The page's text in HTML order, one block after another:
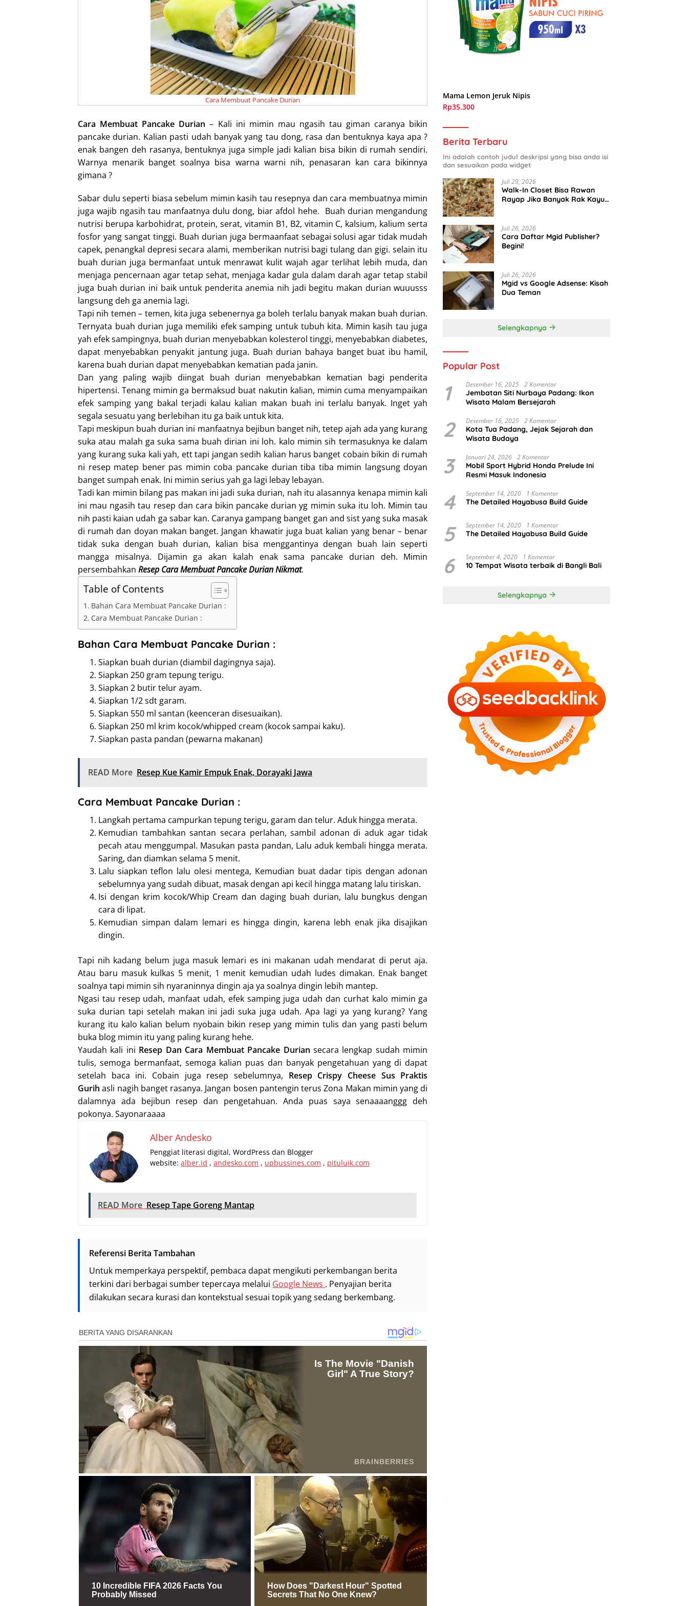
Cara Membuat Pancake Durian
Cara Membuat Pancake Durian – Kali ini mimin mau ngasih tau giman caranya bikin
pancake durian. Kalian pasti udah banyak yang tau dong, rasa dan bentuknya kaya apa ?
enak bangen deh rasanya, bentuknya juga simple jadi kalian bisa bikin di rumah sendiri.
Warnya menarik banget soalnya bisa warna warni nih, penasaran kan cara bikinnya
gimana ?
Sabar dulu seperti biasa sebelum mimin kasih tau resepnya dan cara membuatnya mimin
juga wajib ngasih tau manfaatnya dulu dong, biar afdol hehe. Buah durian mengandung
nutrisi berupa karbohidrat, protein, serat, vitamin B1, B2, vitamin C, kalsium, kalium serta
fosfor yang sangat tinggi. Buah durian juga bermaanfaat sebagai solusi agar tidak mudah
capek, penangkal depresi secara alami, memberikan nutrisi bagi tulang dan gigi. selain itu
buah durian juga bermanfaat untuk menrawat kulit wajah agar terlihat lebih muda, dan
menjaga pencernaan agar tetap sehat, menjaga kadar gula dalam darah agar tetap stabil
juga buah durian ini baik untuk penderita anemia nih jadi begitu makan durian wuuusss
langsung deh ga anemia lagi.
Tapi nih temen – temen, kita juga sebenernya ga boleh terlalu banyak makan buah durian.
Ternyata buah durian juga memiliki efek samping untuk tubuh kita. Mimin kasih tau juga
yah efek sampingnya, buah durian menyebabkan kolesterol tinggi, menyebabkan diabetes,
dapat menyebabkan penyakit jantung juga. Buah durian bahaya banget buat ibu hamil,
karena buah durian dapat menyebabkan kematian pada janin.
Dan yang paling wajib diingat buah durian menyebabkan kematian bagi penderita
hipertensi. Tenang mimin ga bermaksud buat nakutin kalian, mimin cuma menyampaikan
efek samping yang bakal terjadi kalau kalian makan buah ini terlalu banyak. Inget yah
segala sesuatu yang berlebihan itu ga baik untuk kita.
Tapi meskipun buah durian ini manfaatnya bejibun banget nih, tetep ajah ada yang kurang
suka atau malah ga suka sama buah dirian ini loh. kalo mimin sih termasuknya ke dalam
yang kurang suka kali yah, ett tapi jangan sedih kalian harus banget cobain bikin di rumah
ni resep matep bener pas mimin coba pancake durian tiba tiba mimin langsung doyan
banget sumpah enak. Ini mimin serius yah ga lagi lebay lebayan.
Tadi kan mimin bilang pas makan ini jadi suka durian, nah itu alasannya kenapa mimin kali
ini mau ngasih tau resep dan cara bikin pancake durian yg mimin suka itu loh. Mimin tau
nih pasti kaian udah ga sabar kan. Caranya gampang banget gan and sist yang suka masak
di rumah dan doyan makan banget. Jangan khawatir juga buat kalian yang benar – benar
tidak suka dengan buah durian, kalian bisa menggantinya dengan buah lain seperti
mangga misalnya. Dijamin ga akan kalah enak sama pancake durian deh. Mimin
persembahkan Resep Cara Membuat Pancake Durian Nikmat.
Table of Contents
Bahan Cara Membuat Pancake Durian :
Cara Membuat Pancake Durian :
Bahan Cara Membuat Pancake Durian :
Siapkan buah durian (diambil dagingnya saja).
Siapkan 250 gram tepung terigu.
Siapkan 2 butir telur ayam.
Siapkan 1/2 sdt garam.
Siapkan 550 ml santan (keenceran disesuaikan).
Siapkan 250 ml krim kocok/whipped cream (kocok sampai kaku).
Siapkan pasta pandan (pewarna makanan)
READ More Resep Kue Kamir Empuk Enak, Dorayaki Jawa
Cara Membuat Pancake Durian :
Langkah pertama campurkan tepung terigu, garam dan telur. Aduk hingga merata.
Kemudian tambahkan santan secara perlahan, sambil adonan di aduk agar tidak
pecah atau menggumpal. Masukan pasta pandan, Lalu aduk kembali hingga merata.
Saring, dan diamkan selama 5 menit.
Lalu siapkan teflon lalu olesi mentega, Kemudian buat dadar tipis dengan adonan
sebelumnya yang sudah dibuat, masak dengan api kecil hingga matang lalu tiriskan.
Isi dengan krim kocok/Whip Cream dan daging buah durian, lalu bungkus dengan
cara di lipat.
Kemudian simpan dalam lemari es hingga dingin, karena lebh enak jika disajikan
dingin.
Tapi nih kadang belum juga masuk lemari es ini makanan udah mendarat di perut aja.
Atau baru masuk kulkas 5 menit, 1 menit kemudian udah ludes dimakan. Enak banget
soalnya tapi mimin sih nyaraninnya dingin aja ya soalnya dingin lebih mantep.
Ngasi tau resep udah, manfaat udah, efek samping juga udah dan curhat kalo mimin ga
suka durian tapi setelah makan ini jadi suka juga udah. Apa lagi ya yang kurang? Yang
kurang itu kalo kalian belum nyobain bikin resep yang mimin tulis dan yang pasti belum
buka blog mimin itu yang paling kurang hehe.
Yaudah kali ini Resep Dan Cara Membuat Pancake Durian secara lengkap sudah mimin
tulis, semoga bermanfaat, semoga kalian puas dan banyak pengetahuan yang di dapat
setelah baca ini. Cobain juga resep sebelumnya, Resep Crispy Cheese Sus Praktis
Gurih asli nagih banget rasanya. Jangan bosen pantengin terus Zona Makan mimin yang di
dalamnya ada bejibun resep dan pengetahuan. Anda puas saya senaaaanggg deh
pokonya. Sayonaraaaa
Alber Andesko
Penggiat literasi digital, WordPress dan Blogger
website: alber.id , andesko.com , upbussines.com , pituluik.com
READ More Resep Tape Goreng Mantap
Referensi Berita Tambahan
Untuk memperkaya perspektif, pembaca dapat mengikuti perkembangan berita
terkini dari berbagai sumber tepercaya melalui Google News . Penyajian berita
dilakukan secara kurasi dan kontekstual sesuai topik yang sedang berkembang.
Mama Lemon Jeruk Nipis
Rp35.300
Berita Terbaru
Ini adalah contoh judul deskripsi yang bisa anda isi
dan sesuaikan pada widget
Juli 29, 2026
Walk-In Closet Bisa Rawan
Rayap Jika Banyak Rak Kayu
Juli 26, 2026
Cara Daftar Mgid Publisher?
Begini!
Juli 26, 2026
Mgid vs Google Adsense: Kisah
Dua Teman
Selengkapnya
Popular Post
1 Desember 16, 2025 2 Komentar
Jembatan Siti Nurbaya Padang: Ikon
Wisata Malam Bersejarah
2 Desember 16, 2025 2 Komentar
Kota Tua Padang, Jejak Sejarah dan
Wisata Budaya
3 Januari 24, 2026 2 Komentar
Mobil Sport Hybrid Honda Prelude Ini
Resmi Masuk Indonesia
4 September 14, 2020 1 Komentar
The Detailed Hayabusa Build Guide
5 September 14, 2020 1 Komentar
The Detailed Hayabusa Build Guide
6 September 4, 2020 1 Komentar
10 Tempat Wisata terbaik di Bangli Bali
Selengkapnya